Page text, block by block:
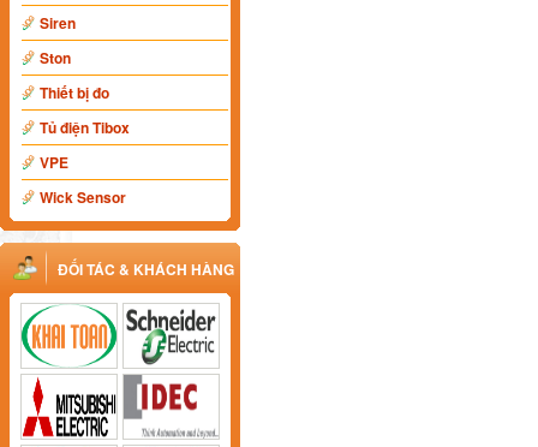
Siren
Ston
Thiết bị đo
Tủ điện Tibox
VPE
Wick Sensor
ĐỐI TÁC & KHÁCH HÀNG